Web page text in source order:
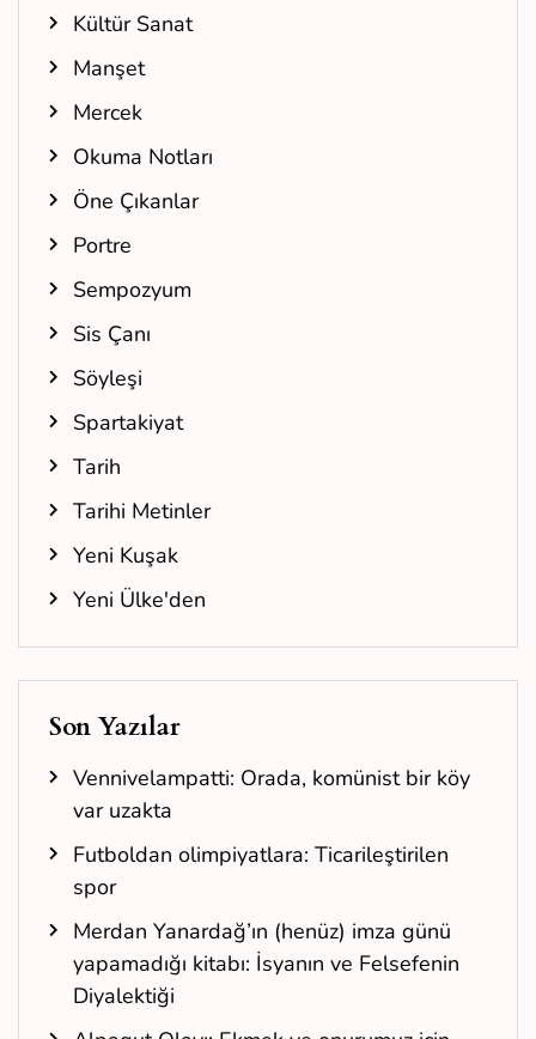
Kültür Sanat
Manşet
Mercek
Okuma Notları
Öne Çıkanlar
Portre
Sempozyum
Sis Çanı
Söyleşi
Spartakiyat
Tarih
Tarihi Metinler
Yeni Kuşak
Yeni Ülke'den
Son Yazılar
Vennivelampatti: Orada, komünist bir köy
var uzakta
Futboldan olimpiyatlara: Ticarileştirilen
spor
Merdan Yanardağ’ın (henüz) imza günü
yapamadığı kitabı: İsyanın ve Felsefenin
Diyalektiği